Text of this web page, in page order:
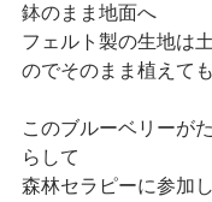
鉢のまま地面へ
フェルト製の生地は
のでそのまま植えて
このブルーベリーが
らして
森林セラピーに参加